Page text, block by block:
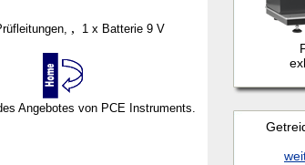
,
1 x Batterie 9 V
Angebotes von PCE Instruments.